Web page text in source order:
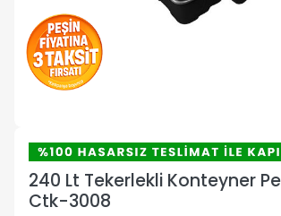
240 Lt Tekerlekli Konteyner
Ctk-3008